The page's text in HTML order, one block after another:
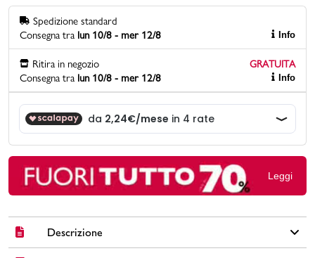
negozi
contatti
pcard
Gift card
Spedizione standard
Consegna tra lun 10/8 - mer 12/8 Info
Ritira in negozio
GRATUITA
Consegna tra lun 10/8 - mer 12/8 Info
Leggi
Descrizione